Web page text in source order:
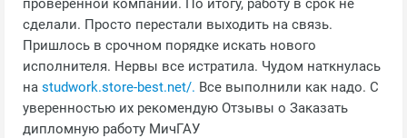
проверенной компании. По итогу, работу в срок не
сделали. Просто перестали выходить на связь.
Пришлось в срочном порядке искать нового
исполнителя. Нервы все истратила. Чудом наткнулась
на studwork.store-best.net/. Все выполнили как надо. С
уверенностью их рекомендую Отзывы о Заказать
дипломную работу МичГАУ